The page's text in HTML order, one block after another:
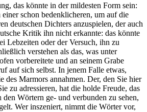
das könnte in der mildesten Form sein:
schon bedenklicheren, um auf die
deutschen Dichters anzuspielen, der auch
Kritik ihn nicht erkannte: das könnte
Lebzeiten oder der Versuch, ihn zu
verstehen als das, was unter
vorbereitete und an seinem Grabe
auf sich selbst. In jenem Falle etwas,
des Marmors annahmen. Der, den Sie hier
zu adressieren, hat die holde Freude, das
Wörtern ge- und verbunden zu sehen,
Wer inszeniert, nimmt die Wörter vor,